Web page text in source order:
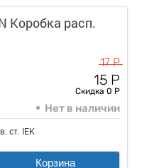
Коробка расп.
17 Р
15 Р
Скидка 0 Р
Нет в наличии
ст. IEK
Корзина